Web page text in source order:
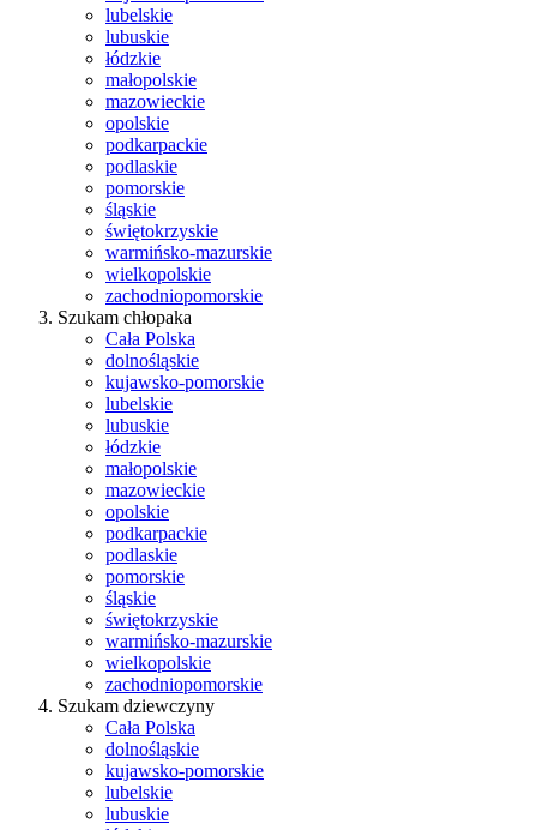
lubelskie
lubuskie
łódzkie
małopolskie
mazowieckie
opolskie
podkarpackie
podlaskie
pomorskie
śląskie
świętokrzyskie
warmińsko-mazurskie
wielkopolskie
zachodniopomorskie
Szukam chłopaka
Cała Polska
dolnośląskie
kujawsko-pomorskie
lubelskie
lubuskie
łódzkie
małopolskie
mazowieckie
opolskie
podkarpackie
podlaskie
pomorskie
śląskie
świętokrzyskie
warmińsko-mazurskie
wielkopolskie
zachodniopomorskie
Szukam dziewczyny
Cała Polska
dolnośląskie
kujawsko-pomorskie
lubelskie
lubuskie